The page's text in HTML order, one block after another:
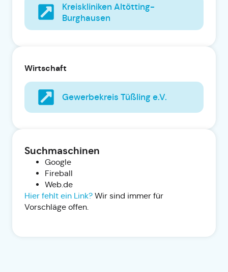
Kreiskliniken Altötting-
Burghausen
Wirtschaft
Gewerbekreis Tüßling e.V.
Suchmaschinen
Google
Fireball
Web.de
Hier fehlt ein Link? Wir sind immer für
Vorschläge offen.